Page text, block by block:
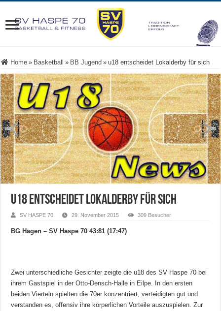
Home » Basketball » BB Jugend » u18 entscheidet Lokalderby für sich
u18 entscheidet Lokalderby für sich
SV HASPE 70 29. November 2015 309 Besucher
BG Hagen – SV Haspe 70 43:81 (17:47)
Zwei unterschiedliche Gesichter zeigte die u18 des SV Haspe 70 bei
ihrem Gastspiel in der Otto-Densch-Halle in Eilpe. In den ersten
beiden Vierteln spielten die 70er konzentriert, verteidigten gut und
verstanden es, offensiv ihre körperlichen Vorteile auszuspielen. Zur